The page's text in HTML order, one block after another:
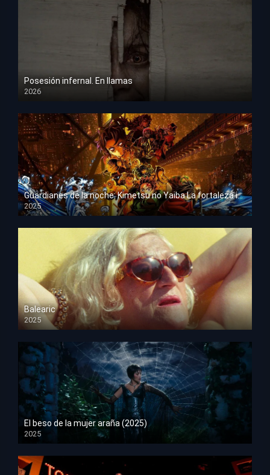
Posesión infernal. En llamas
2026
HD 1080p
Guardianes de la noche: Kimetsu no Yaiba La fortaleza infinita
2025
HD 1080p
Balearic
2025
HD 1080p
El beso de la mujer araña (2025)
2025
HD 1080p